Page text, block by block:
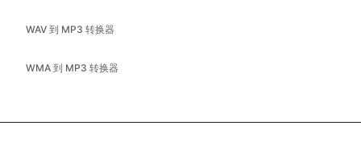
WAV 到 MP3 转换器
WMA 到 MP3 转换器